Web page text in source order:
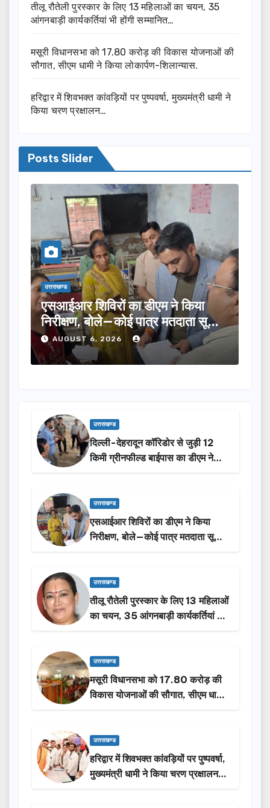
तीलू रौतेली पुरस्कार के लिए 13 महिलाओं का चयन, 35
आंगनबाड़ी कार्यकर्तियां भी होंगी सम्मानित…
मसूरी विधानसभा को 17.80 करोड़ की विकास योजनाओं की
सौगात, सीएम धामी ने किया लोकार्पण-शिलान्यास.
हरिद्वार में शिवभक्त कांवड़ियों पर पुष्पवर्षा, मुख्यमंत्री धामी ने
किया चरण प्रक्षालन…
Posts Slider
उत्तराखण्ड
एसआईआर शिविरों का डीएम ने किया
निरीक्षण, बोले—कोई पात्र मतदाता सूची
से न छूटे…
AUGUST 6, 2026
उत्तराखण्ड
दिल्ली-देहरादून कॉरिडोर से जुड़ी 12
किमी ग्रीनफील्ड बाईपास का डीएम ने
किया निरीक्षण…
उत्तराखण्ड
एसआईआर शिविरों का डीएम ने किया
निरीक्षण, बोले—कोई पात्र मतदाता सूची
से न छूटे…
उत्तराखण्ड
तीलू रौतेली पुरस्कार के लिए 13 महिलाओं
का चयन, 35 आंगनबाड़ी कार्यकर्तियां भी
होंगी सम्मानित…
उत्तराखण्ड
मसूरी विधानसभा को 17.80 करोड़ की
विकास योजनाओं की सौगात, सीएम धामी
ने किया लोकार्पण-शिलान्यास.
उत्तराखण्ड
हरिद्वार में शिवभक्त कांवड़ियों पर पुष्पवर्षा,
मुख्यमंत्री धामी ने किया चरण प्रक्षालन…